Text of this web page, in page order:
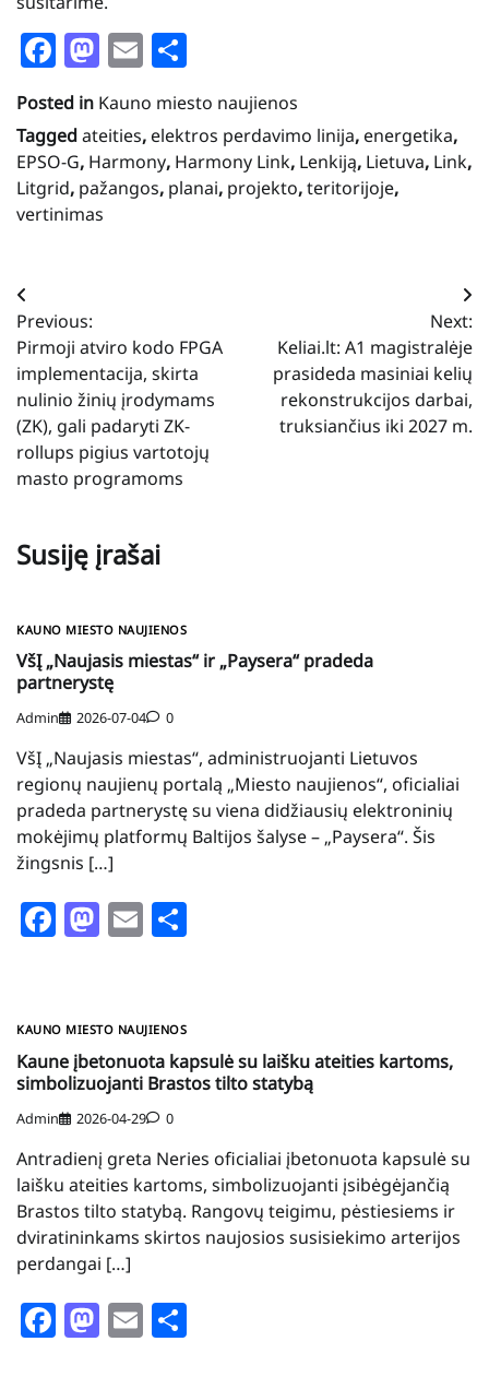
Facebook
Mastodon
Email
Posted in Kauno miesto naujienos
Taggedateities, elektros perdavimo linija, energetika,
EPSO-G, Harmony, Harmony Link, Lenkiją, Lietuva, Link,
Litgrid, pažangos, planai, projekto,teritorijoje,
vertinimas
Navigacija
tarp
įrašų
Previous:
Pirmoji atviro kodo FPGA
implementacija, skirta
nulinio žinių įrodymams
(ZK), gali padaryti ZK-
rollups pigius vartotojų
masto programoms
Next:
Keliai.lt: A1 magistralėje
prasideda masiniai kelių
rekonstrukcijos darbai,
truksiančius iki 2027 m.
Susiję įrašai
KAUNO MIESTO NAUJIENOS
VšĮ „Naujasis miestas“ ir „Paysera“ pradeda
partnerystę
Admin 2026-07-04 0
VšĮ „Naujasis miestas“, administruojanti Lietuvos
regionų naujienų portalą „Miesto naujienos“, oficialiai
pradeda partnerystę su viena didžiausių elektroninių
mokėjimų platformų Baltijos šalyse – „Paysera“. Šis
žingsnis […]
Facebook
Mastodon
Email
KAUNO MIESTO NAUJIENOS
Kaune įbetonuota kapsulė su laišku ateities kartoms,
simbolizuojanti Brastos tilto statybą
Admin 2026-04-29 0
Antradienį greta Neries oficialiai įbetonuota kapsulė su
laišku ateities kartoms, simbolizuojanti įsibėgėjančią
Brastos tilto statybą. Rangovų teigimu, pėstiesiems ir
dviratininkams skirtos naujosios susisiekimo arterijos
perdangai […]
Facebook
Mastodon
Email